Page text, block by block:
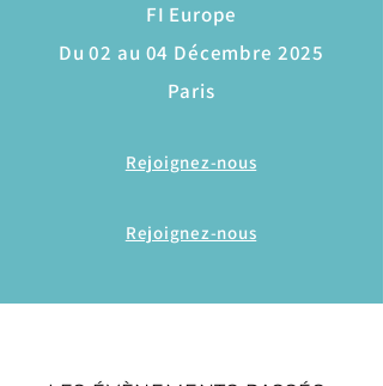
FI Europe
Du 02 au 04 Décembre 2025
Paris
Rejoignez-nous
Rejoignez-nous